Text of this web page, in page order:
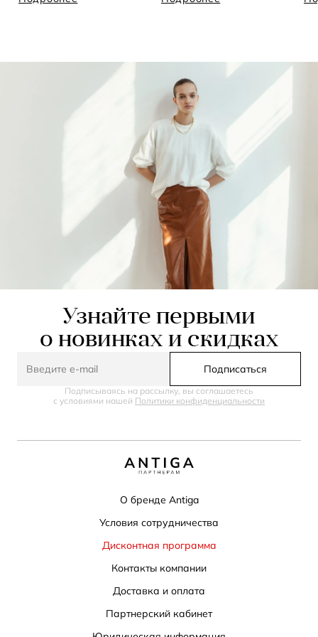
Узнайте первыми
о новинках и скидках
Подписаться
Подписываясь на рассылку, вы соглашаетесь
с условиями нашей Политики конфиденциальности
О бренде Antiga
Условия сотрудничества
Дисконтная программа
Контакты компании
Доставка и оплата
Партнерский кабинет